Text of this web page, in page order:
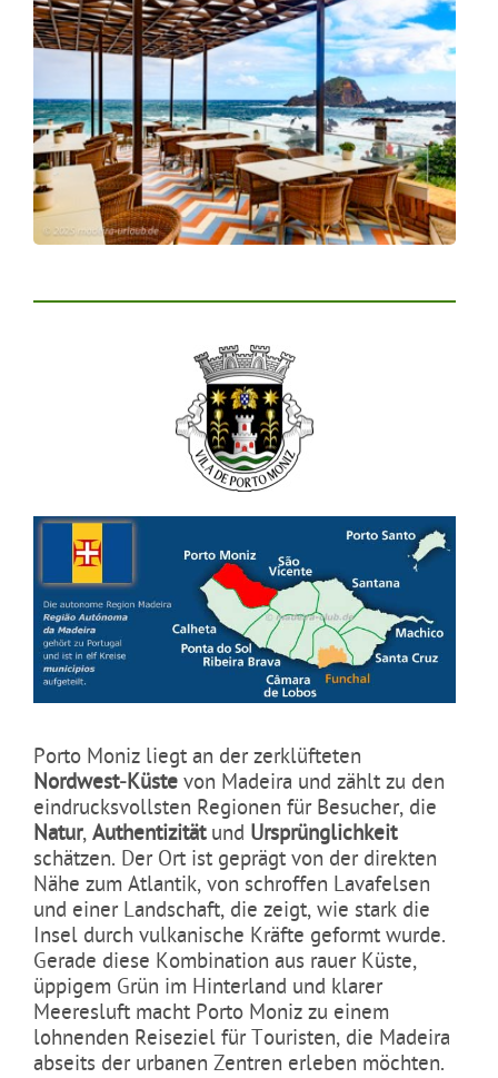
Porto Moniz liegt an der zerklüfteten
Nordwest-Küste von Madeira und zählt zu den
eindrucksvollsten Regionen für Besucher, die
Natur, Authentizitätund Ursprünglichkeit
schätzen. Der Ort ist geprägt von der direkten
Nähe zum Atlantik, von schroffen Lavafelsen
und einer Landschaft, die zeigt, wie stark die
Insel durch vulkanische Kräfte geformt wurde.
Gerade diese Kombination aus rauer Küste,
üppigem Grün im Hinterland und klarer
Meeresluft macht Porto Moniz zu einem
lohnenden Reiseziel für Touristen, die Madeira
abseits der urbanen Zentren erleben möchten.